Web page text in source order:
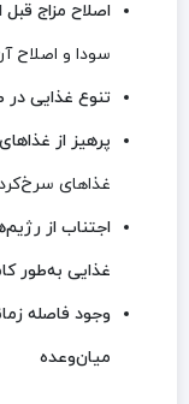
اصلاح مزاج
سودا و اصلاح
تنوع غذایی
پرهیز از
غذاهای
اجتناب از
غذایی به‌طور
وجود فاصله
میان‌وعده